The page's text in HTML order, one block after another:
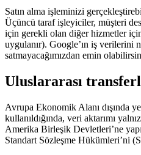
Satın alma işleminizi
Üçüncü taraf işleyiciler, müşteri
için gerekli olan diğer hizmetler için
uygulanır). Google’ın iş verilerini
satmayacağımızdan emin
Uluslararası
Avrupa Ekonomik Alanı dışında
kullanıldığında, veri aktarımı
Amerika Birleşik Devletleri’ne
Standart Sözleşme Hükümleri’ni